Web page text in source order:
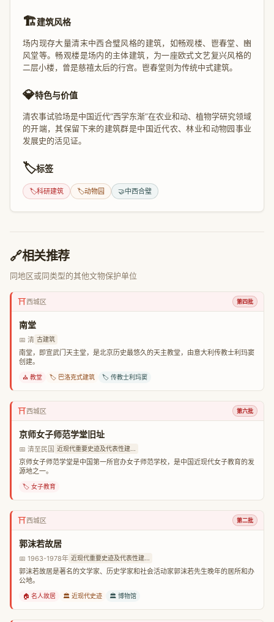
🏗️建筑风格
场内现存大量清末中西合璧风格的建筑，如畅观楼、鬯春堂、豳
风堂等。畅观楼是场内的主体建筑，为一座欧式文艺复兴风格的
二层小楼，曾是慈禧太后的行宫。鬯春堂则为传统中式建筑。
💎特色与价值
清农事试验场是中国近代“西学东渐”在农业和动、植物学研究领域
的开端，其保留下来的建筑群是中国近代农、林业和动物园事业
发展史的活见证。
🏷️标签
🏷️科研建筑 🏷️动物园 🤝中西合璧
🔗相关推荐
同地区或同类型的其他文物保护单位
⛩️西城区 第四批
南堂
📅 清 古建筑
南堂，即宣武门天主堂，是北京历史最悠久的天主教堂，由意大利传教士利玛窦
创建。
⛪ 教堂 🏷️ 巴洛克式建筑 🏷️ 传教士利玛窦
⛩️西城区 第六批
京师女子师范学堂旧址
📅 清至民国 近现代重要史迹及代表性建...
京师女子师范学堂是中国第一所官办女子师范学校，是中国近现代女子教育的发
源地之一。
🏷️ 女子教育
⛩️西城区 第二批
郭沫若故居
📅 1963-1978年 近现代重要史迹及代表性建...
郭沫若故居是著名的文学家、历史学家和社会活动家郭沫若先生晚年的居所和办
公地。
🏠 名人故居 🏛️ 近现代史迹 🏛️ 博物馆